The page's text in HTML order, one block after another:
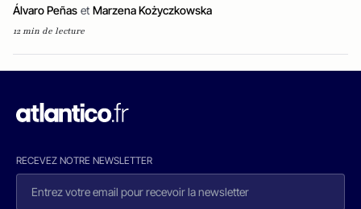
Álvaro Peñas et Marzena Kożyczkowska
12 min de lecture
RECEVEZ NOTRE NEWSLETTER